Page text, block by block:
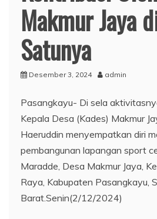
Makmur Jaya
Satunya
Desember 3, 2024 admin
Pasangkayu- Di sela
Kepala Desa (Kades) Makmur
Haeruddin menyempatkan diri
pembangunan lapangan sport
Maradde, Desa Makmur Jaya,
Raya, Kabupaten Pasangkayu,
Barat.Senin(2/12/2024)